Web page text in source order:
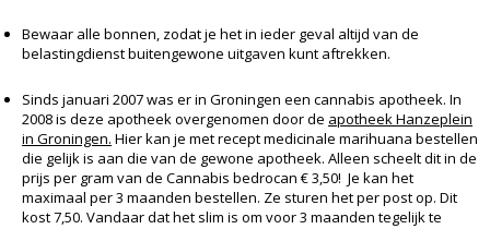
Bewaar alle bonnen, zodat je het in ieder geval altijd van de
belastingdienst buitengewone uitgaven kunt aftrekken.
Sinds januari 2007 was er in Groningen een cannabis apotheek. In
2008 is deze apotheek overgenomen door de apotheek Hanzeplein
in Groningen. Hier kan je met recept medicinale marihuana bestellen
die gelijk is aan die van de gewone apotheek. Alleen scheelt dit in de
prijs per gram van de Cannabis bedrocan € 3,50! Je kan het
maximaal per 3 maanden bestellen. Ze sturen het per post op. Dit
kost 7,50. Vandaar dat het slim is om voor 3 maanden tegelijk te